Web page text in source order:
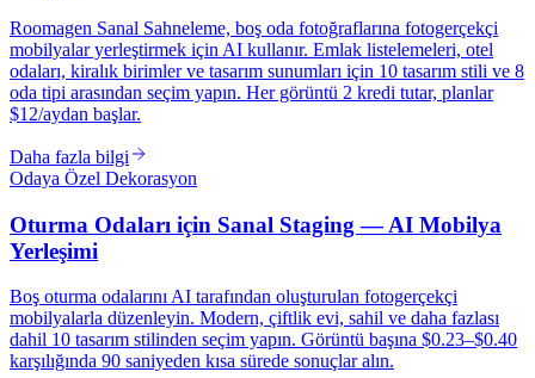
Roomagen Sanal Sahneleme, boş oda fotoğraflarına fotogerçekçi
mobilyalar yerleştirmek için AI kullanır. Emlak listelemeleri, otel
odaları, kiralık birimler ve tasarım sunumları için 10 tasarım stili ve 8
oda tipi arasından seçim yapın. Her görüntü 2 kredi tutar, planlar
$12/aydan başlar.
Daha fazla bilgi
Odaya Özel Dekorasyon
Oturma Odaları için Sanal Staging — AI Mobilya
Yerleşimi
Boş oturma odalarını AI tarafından oluşturulan fotogerçekçi
mobilyalarla düzenleyin. Modern, çiftlik evi, sahil ve daha fazlası
dahil 10 tasarım stilinden seçim yapın. Görüntü başına $0.23–$0.40
karşılığında 90 saniyeden kısa sürede sonuçlar alın.